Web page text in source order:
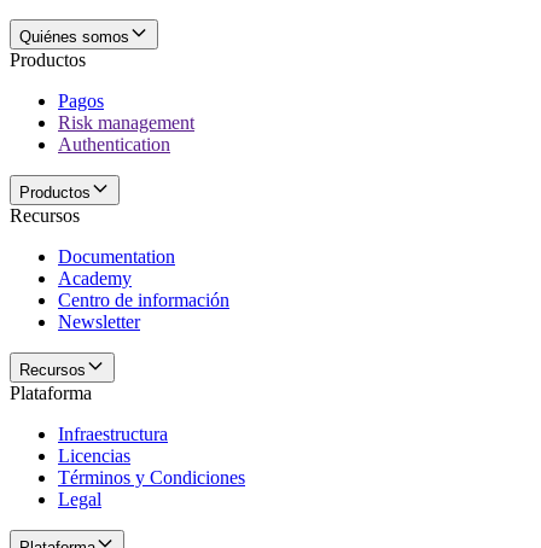
Quiénes somos
Productos
Pagos
Risk management
Authentication
Productos
Recursos
Documentation
Academy
Centro de información
Newsletter
Recursos
Plataforma
Infraestructura
Licencias
Términos y Condiciones
Legal